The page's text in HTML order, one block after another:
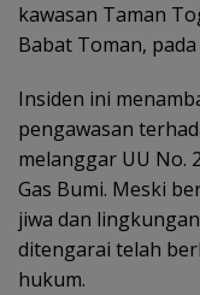
kawasan Taman
Babat Toman,
Insiden ini
pengawasan
melanggar UU No.
Gas Bumi. Meski
jiwa dan
ditengarai telah
hukum.